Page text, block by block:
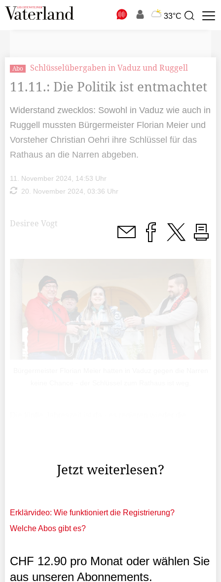
33°C
Suchbegriff
Abo Schlüsselübergaben in Vaduz und Ruggell
11.11.: Die Politik ist entmachtet
Widerstand zwecklos: Sowohl in Vaduz wie auch in
Ruggell mussten Bürgermeister Florian Meier und
Vorsteher Christian Oehri ihre Schlüssel für das
Rathaus an die Narren abgeben.
11. November 2024, 14:53 Uhr
20. November 2024, 03:36 Uhr
Desiree Vogt
Jetzt weiterlesen?
Erklärvideo: Wie funktioniert die Registrierung?
Welche Abos gibt es?
CHF 12.90 pro Monat oder wählen Sie
aus unseren Abonnements.